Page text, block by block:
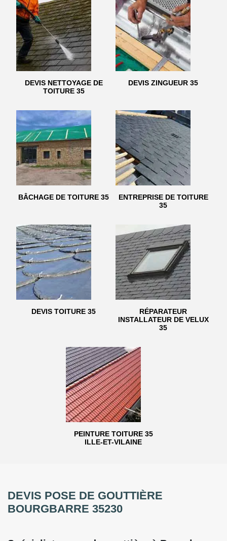
DEVIS NETTOYAGE DE
TOITURE 35
DEVIS ZINGUEUR 35
BÂCHAGE DE TOITURE 35
ENTREPRISE DE TOITURE
35
DEVIS TOITURE 35
RÉPARATEUR
INSTALLATEUR DE VELUX
35
PEINTURE TOITURE 35
ILLE-ET-VILAINE
DEVIS POSE DE GOUTTIÈRE
BOURGBARRE 35230